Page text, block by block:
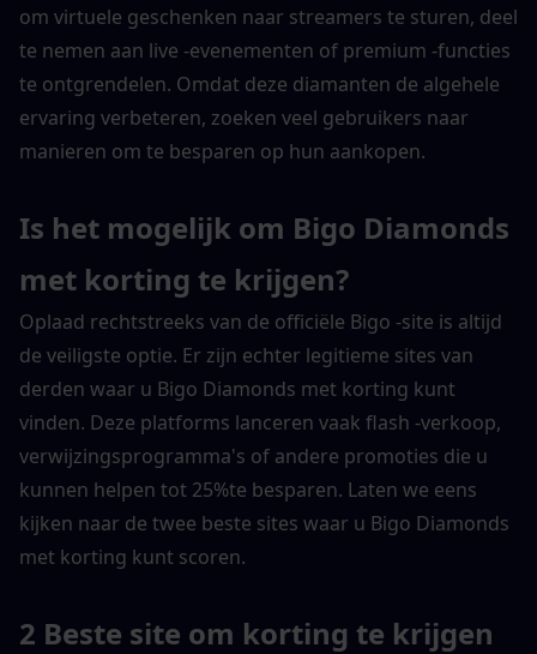
om virtuele geschenken naar streamers te sturen, deel
te nemen aan live -evenementen of premium -functies
te ontgrendelen. Omdat deze diamanten de algehele
ervaring verbeteren, zoeken veel gebruikers naar
manieren om te besparen op hun aankopen.
Is het mogelijk om Bigo Diamonds
met korting te krijgen?
Oplaad rechtstreeks van de officiële Bigo -site is altijd
de veiligste optie. Er zijn echter legitieme sites van
derden waar u Bigo Diamonds met korting kunt
vinden. Deze platforms lanceren vaak flash -verkoop,
verwijzingsprogramma's of andere promoties die u
kunnen helpen tot 25%te besparen. Laten we eens
kijken naar de twee beste sites waar u Bigo Diamonds
met korting kunt scoren.
2 Beste site om korting te krijgen